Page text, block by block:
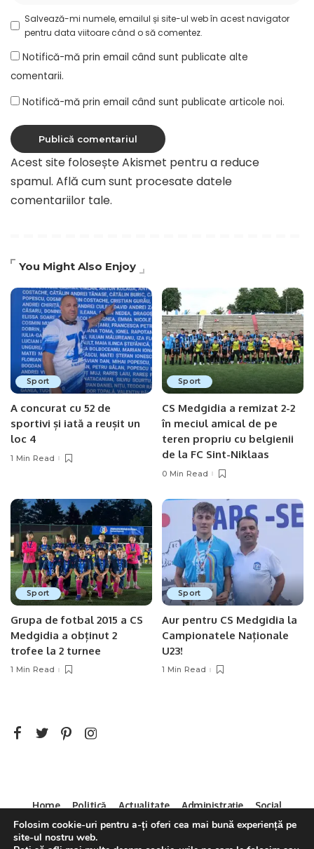
Salvează-mi numele, emailul și site-ul web în acest navigator
pentru data viitoare când o să comentez.
Notifică-mă prin email când sunt publicate alte
comentarii.
Notifică-mă prin email când sunt publicate articole noi.
Acest site folosește Akismet pentru a reduce
spamul. Află cum sunt procesate datele
comentariilor tale.
You Might Also Enjoy
Sport
A concurat cu 52 de
sportivi și iată a reușit un
loc 4
1 Min Read
Sport
CS Medgidia a remizat 2-2
în meciul amical de pe
teren propriu cu belgienii
de la FC Sint-Niklaas
0 Min Read
Sport
Grupa de fotbal 2015 a CS
Medgidia a obținut 2
trofee la 2 turnee
1 Min Read
Sport
Aur pentru CS Medgidia la
Campionatele Naționale
U23!
1 Min Read
Home Politică Actualitate Administrație
Social
Sport
Mica Publicitate Servicii
Contact
Folosim cookie-uri pentru a-ți oferi cea mai bună experiență pe
site-ul nostru web.